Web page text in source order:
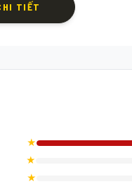
TIẾT
★
★
★